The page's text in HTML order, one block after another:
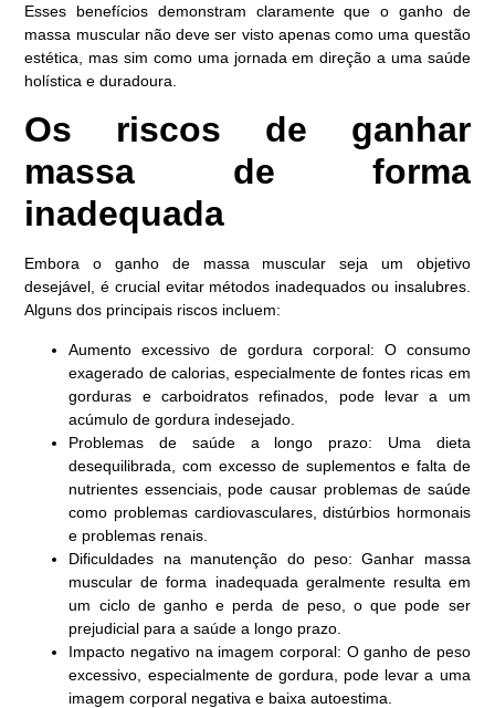
Esses benefícios demonstram claramente que o ganho de
massa muscular não deve ser visto apenas como uma questão
estética, mas sim como uma jornada em direção a uma saúde
holística e duradoura.
Os riscos de ganhar
massa de forma
inadequada
Embora o ganho de massa muscular seja um objetivo
desejável, é crucial evitar métodos inadequados ou insalubres.
Alguns dos principais riscos incluem:
Aumento excessivo de gordura corporal: O consumo
exagerado de calorias, especialmente de fontes ricas em
gorduras e carboidratos refinados, pode levar a um
acúmulo de gordura indesejado.
Problemas de saúde a longo prazo: Uma dieta
desequilibrada, com excesso de suplementos e falta de
nutrientes essenciais, pode causar problemas de saúde
como problemas cardiovasculares, distúrbios hormonais
e problemas renais.
Dificuldades na manutenção do peso: Ganhar massa
muscular de forma inadequada geralmente resulta em
um ciclo de ganho e perda de peso, o que pode ser
prejudicial para a saúde a longo prazo.
Impacto negativo na imagem corporal: O ganho de peso
excessivo, especialmente de gordura, pode levar a uma
imagem corporal negativa e baixa autoestima.